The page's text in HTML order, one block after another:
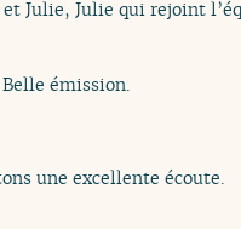
Julie, Julie qui rejoint
émission.
une excellente écoute.